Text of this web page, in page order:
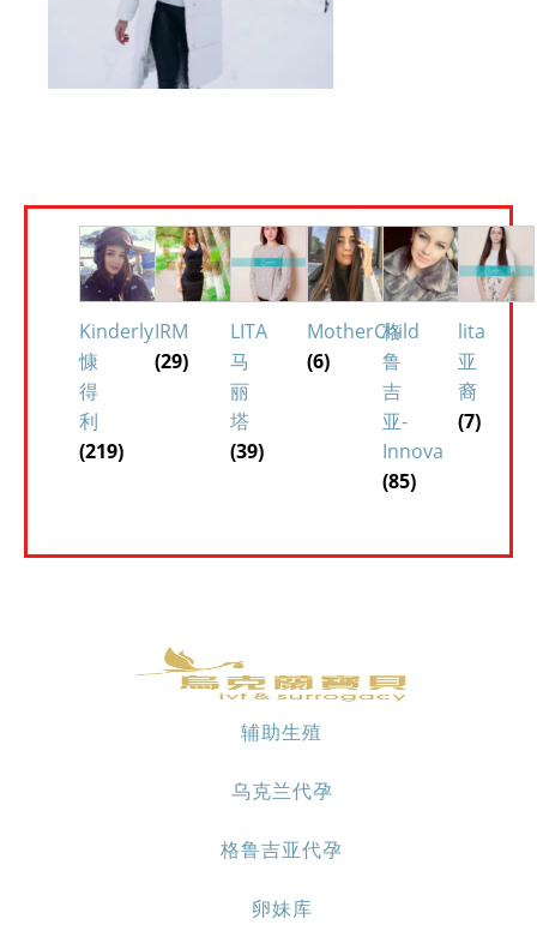
Kinderly
慷
得
利
(219)
IRM
(29)
LITA
马
丽
塔
(39)
MotherChild
(6)
格
鲁
吉
亚-
Innova
(85)
lita
亚
裔
(7)
辅助生殖
乌克兰代孕
格鲁吉亚代孕
卵妹库